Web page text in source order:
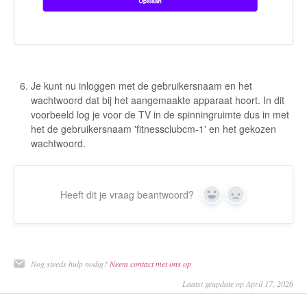
Je kunt nu inloggen met de gebruikersnaam en het
wachtwoord dat bij het aangemaakte apparaat hoort. In dit
voorbeeld log je voor de TV in de spinningruimte dus in met
het de gebruikersnaam 'fitnessclubcm-1' en het gekozen
wachtwoord.
Heeft dit je vraag beantwoord? Yes No
Nog steeds hulp nodig?Neem contact met ons op
Laatst geupdate op April 17, 2026